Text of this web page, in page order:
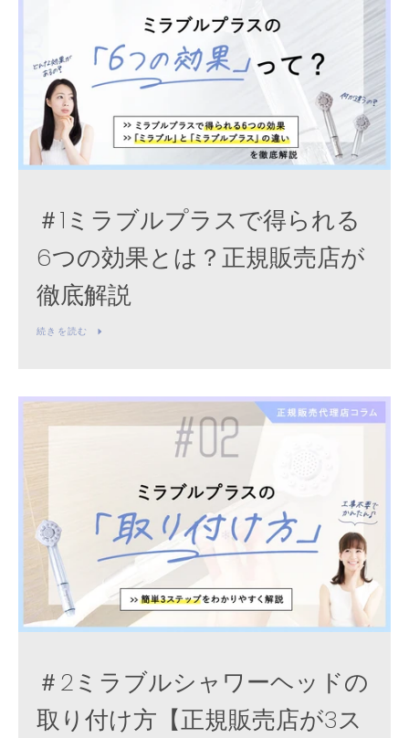
＃1ミラブルプラスで得られる
6つの効果とは？正規販売店が
徹底解説
続きを読む
＃2ミラブルシャワーヘッドの
取り付け方【正規販売店が3ス